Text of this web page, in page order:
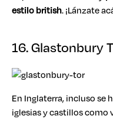
estilo british. ¡Lánzate
16. Glastonbury
En Inglaterra, incluso se
iglesias y castillos como